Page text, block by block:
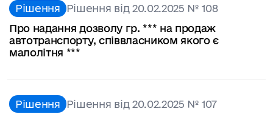
Рішення Рішення від 20.02.2025 № 108
Про надання дозволу гр. *** на продаж
автотранспорту, співвласником якого є
малолітня ***
Рішення Рішення від 20.02.2025 № 107